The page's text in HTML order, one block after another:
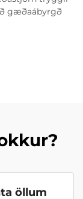
gæðaábyrgð
öllum